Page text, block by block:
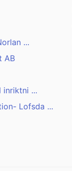
...
AB
inriktni ...
Lofsda ...